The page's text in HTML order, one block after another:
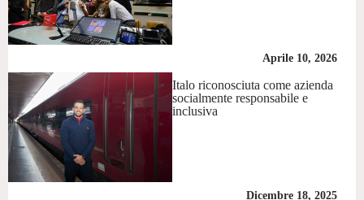
Aprile 10, 2026
Italo riconosciuta come azienda
socialmente responsabile e
inclusiva
Dicembre 18, 2025